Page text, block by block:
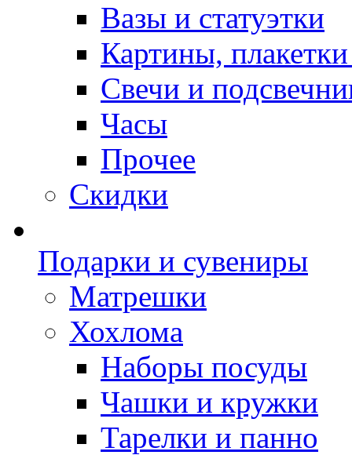
Вазы и статуэтки
Картины,
Свечи и
Часы
Прочее
Скидки
Подарки и сувениры
Матрешки
Хохлома
Наборы посуды
Чашки и кружки
Тарелки и панно